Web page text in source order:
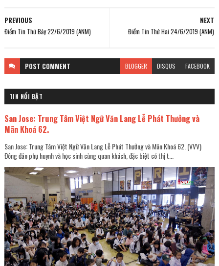
NEXT
Điểm Tin Thứ Hai 24/6/2019 (ANM)
PREVIOUS
Điểm Tin Thứ Bảy 22/6/2019 (ANM)
POST COMMENT BLOGGER DISQUS FACEBOOK
TIN NỔI BẬT
San Jose: Trung Tâm Việt Ngữ Văn Lang Lễ Phát Thưởng và
Mãn Khoá 62.
San Jose: Trung Tâm Việt Ngữ Văn Lang Lễ Phát Thưởng và Mãn Khoá 62. (VVV)
Đông đảo phụ huynh và học sinh cùng quan khách, đặc biệt có thị t...